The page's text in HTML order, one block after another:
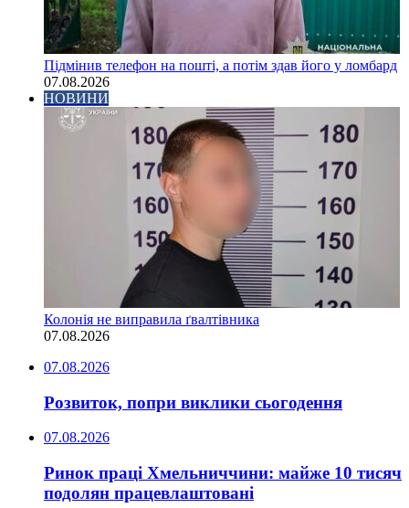
Підмінив телефон на пошті, а потім здав його у ломбард
07.08.2026
НОВИНИ
Колонія не виправила ґвалтівника
07.08.2026
07.08.2026
Розвиток, попри виклики сьогодення
07.08.2026
Ринок праці Хмельниччини: майже 10 тисяч
подолян працевлаштовані